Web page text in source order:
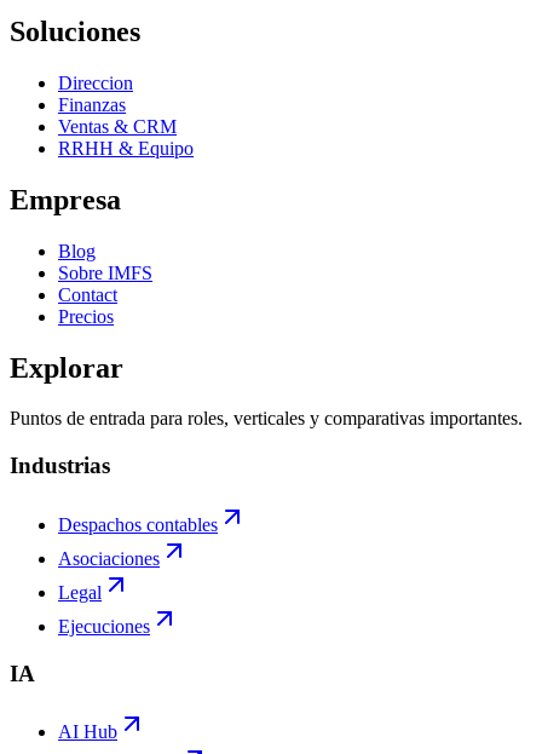
Soluciones
Direccion
Finanzas
Ventas & CRM
RRHH & Equipo
Empresa
Blog
Sobre IMFS
Contact
Precios
Explorar
Puntos de entrada para roles, verticales y comparativas importantes.
Industrias
Despachos contables
Asociaciones
Legal
Ejecuciones
IA
AI Hub